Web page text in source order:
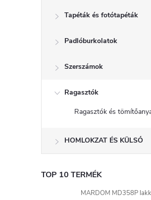
Tapéták és fotótapéták
Padlóburkolatok
Szerszámok
Ragasztók
Ragasztók és
HOMLOKZAT ÉS KÜLSŐ
TOP 10 TERMÉK
MARDOM MD358P